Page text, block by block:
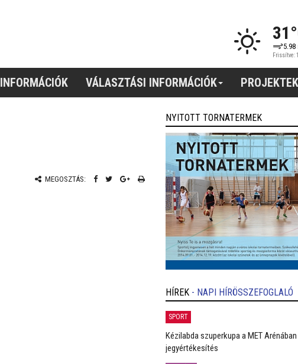
5.98
Frissítve:
INFORMÁCIÓK VÁLASZTÁSI INFORMÁCIÓK PROJEKTEK
MEGOSZTÁS:
NYITOTT TORNATERMEK
HÍREK - NAPI HÍRÖSSZEFOGLALÓ
SPORT
Kézilabda szuperkupa a MET
jegyértékesítés